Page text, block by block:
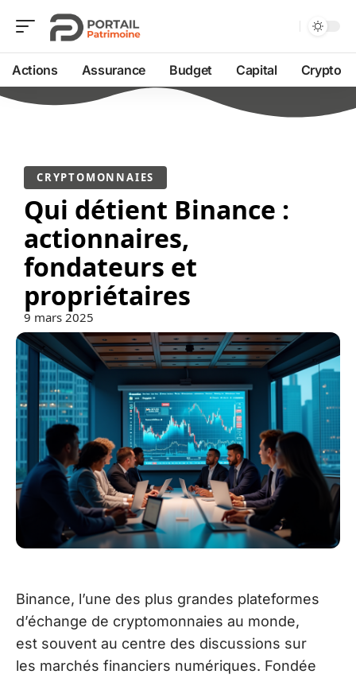
Actions Assurance Budget Capital Crypto
CRYPTOMONNAIES
Qui détient Binance :
actionnaires,
fondateurs et
propriétaires
9 mars 2025
Binance, l’une des plus grandes plateformes
d’échange de cryptomonnaies au monde,
est souvent au centre des discussions sur
les marchés financiers numériques. Fondée